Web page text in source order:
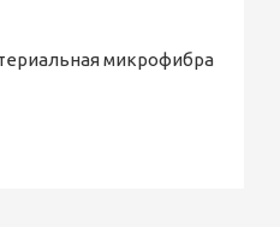
микрофибра